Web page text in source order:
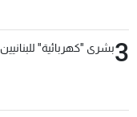
3بشرى "كهربائية"